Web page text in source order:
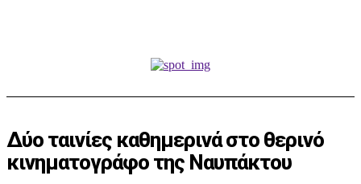
Δύο ταινίες καθημερινά στο θερινό
κινηματογράφο της Ναυπάκτου